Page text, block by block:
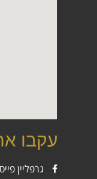
עקבו
גרפליין